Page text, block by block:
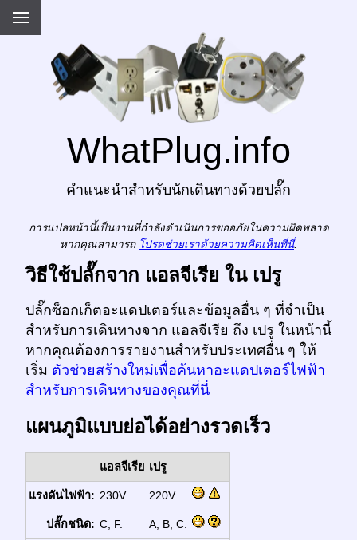
WhatPlug.info
คำแนะนำสำหรับนักเดินทางด้วยปลั๊ก
การแปลหน้านี้เป็นงานที่กำลังดำเนินการขออภัยในความผิดพลาด
หากคุณสามารถ โปรดช่วยเราด้วยความคิดเห็นที่นี่.
วิธีใช้ปลั๊กจาก แอลจีเรีย ใน เปรู
ปลั๊กซ็อกเก็ตอะแดปเตอร์และข้อมูลอื่น ๆ ที่จำเป็น
สำหรับการเดินทางจาก แอลจีเรีย ถึง เปรู ในหน้านี้
หากคุณต้องการรายงานสำหรับประเทศอื่น ๆ ให้
เริ่ม ตัวช่วยสร้างใหม่เพื่อค้นหาอะแดปเตอร์ไฟฟ้า
สำหรับการเดินทางของคุณที่นี่
แผนภูมิแบบย่อได้อย่างรวดเร็ว
แอลจีเรีย เปรู
แรงดันไฟฟ้า: 230V. 220V.
ปลั๊กชนิด: C, F. A, B, C.